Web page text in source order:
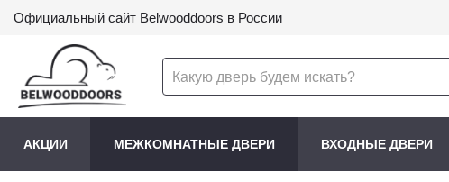
Официальный сайт Belwooddoors в России
АКЦИИ МЕЖКОМНАТНЫЕ ДВЕРИ ВХОДНЫЕ ДВЕРИ